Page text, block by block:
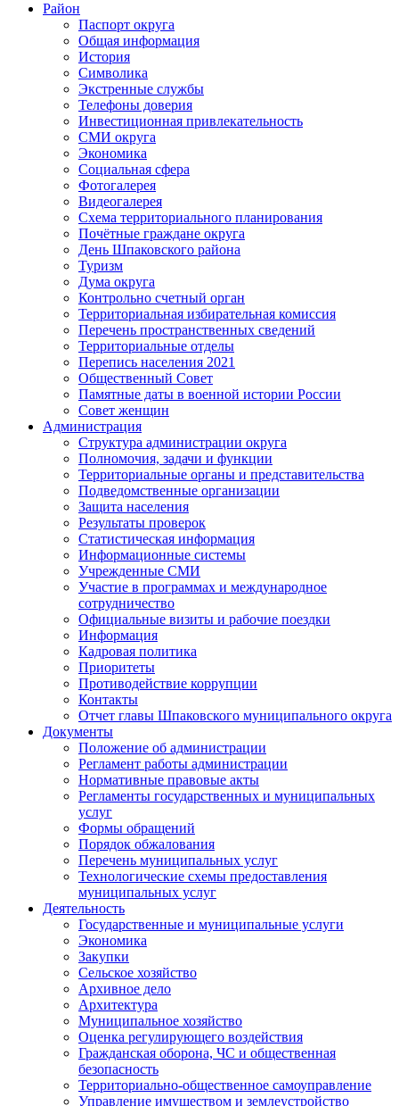
Район
Паспорт округа
Общая информация
История
Символика
Экстренные службы
Телефоны доверия
Инвестиционная привлекательность
СМИ округа
Экономика
Социальная сфера
Фотогалерея
Видеогалерея
Схема территориального планирования
Почётные граждане округа
День Шпаковского района
Туризм
Дума округа
Контрольно счетный орган
Территориальная избирательная комиссия
Перечень пространственных сведений
Территориальные отделы
Перепись населения 2021
Общественный Совет
Памятные даты в военной истории России
Совет женщин
Администрация
Структура администрации округа
Полномочия, задачи и функции
Территориальные органы и представительства
Подведомственные организации
Защита населения
Результаты проверок
Статистическая информация
Информационные системы
Учрежденные СМИ
Участие в программах и международное
сотрудничество
Официальные визиты и рабочие поездки
Информация
Кадровая политика
Приоритеты
Противодействие коррупции
Контакты
Отчет главы Шпаковского муниципального округа
Документы
Положение об администрации
Регламент работы администрации
Нормативные правовые акты
Регламенты государственных и муниципальных
услуг
Формы обращений
Порядок обжалования
Перечень муниципальных услуг
Технологические схемы предоставления
муниципальных услуг
Деятельность
Государственные и муниципальные услуги
Экономика
Закупки
Сельское хозяйство
Архивное дело
Архитектура
Муниципальное хозяйство
Оценка регулирующего воздействия
Гражданская оборона, ЧС и общественная
безопасность
Территориально-общественное самоуправление
Управление имуществом и землеустройство